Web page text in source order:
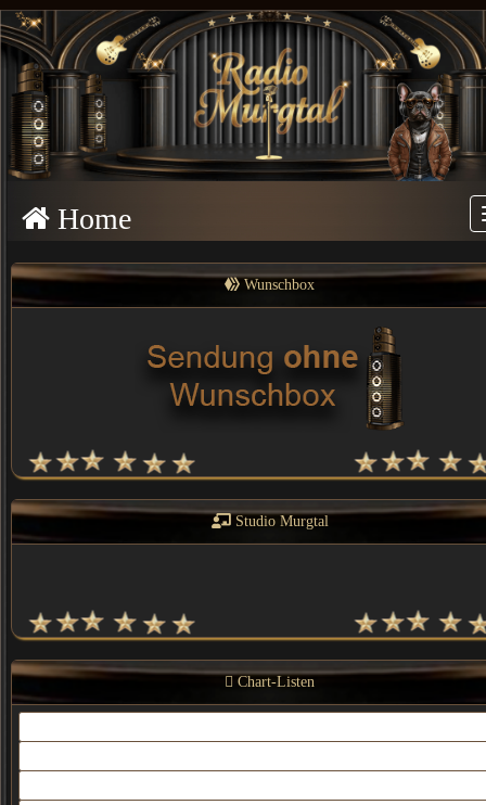
Home
Wunschbox
Studio Murgtal
Chart-Listen